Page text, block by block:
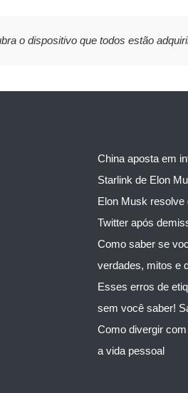
o dispositivo que todos estão
China aposta em
Starlink de Elon
Elon Musk resolve
Twitter após
Como saber se
verdades, mitos e
Esses erros de
sem você saber!
Como divergir
a vida pessoal